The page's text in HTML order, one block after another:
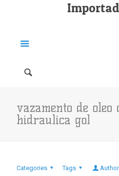
vazamento de oleo
hidraulica gol
Categories Tags